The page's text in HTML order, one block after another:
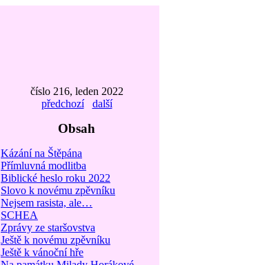
číslo 216, leden 2022
předchozí
další
Obsah
Kázání na Štěpána
Přímluvná modlitba
Biblické heslo roku 2022
Slovo k novému zpěvníku
Nejsem rasista, ale…
SCHEA
Zprávy ze staršovstva
Ještě k novému zpěvníku
Ještě k vánoční hře